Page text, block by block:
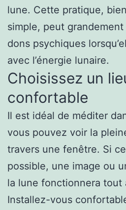
lune. Cette pratique,
simple, peut
dons psychiques
avec l’énergie lunaire.
Choisissez un
confortable
Il est idéal de méditer
vous pouvez voir la
travers une fenêtre. Si ce
possible, une image ou
la lune fonctionnera tout
Installez-vous